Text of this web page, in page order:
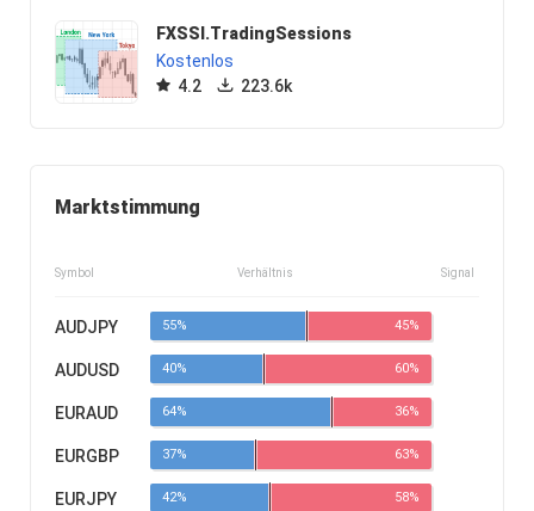
FXSSI.TradingSessions
Kostenlos
4.2
223.6k
Marktstimmung
Symbol Verhältnis Signal
AUDJPY 55% 45%
AUDUSD 40% 60%
EURAUD 64% 36%
EURGBP 37% 63%
EURJPY 42% 58%